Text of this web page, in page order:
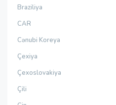
Braziliya
CAR
Cənubi Koreya
Çexiya
Çexoslovakiya
Çili